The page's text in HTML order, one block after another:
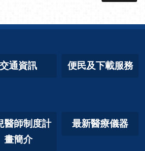
交通資訊 便民及下載服務
醫師制度計
畫簡介
最新醫療儀器